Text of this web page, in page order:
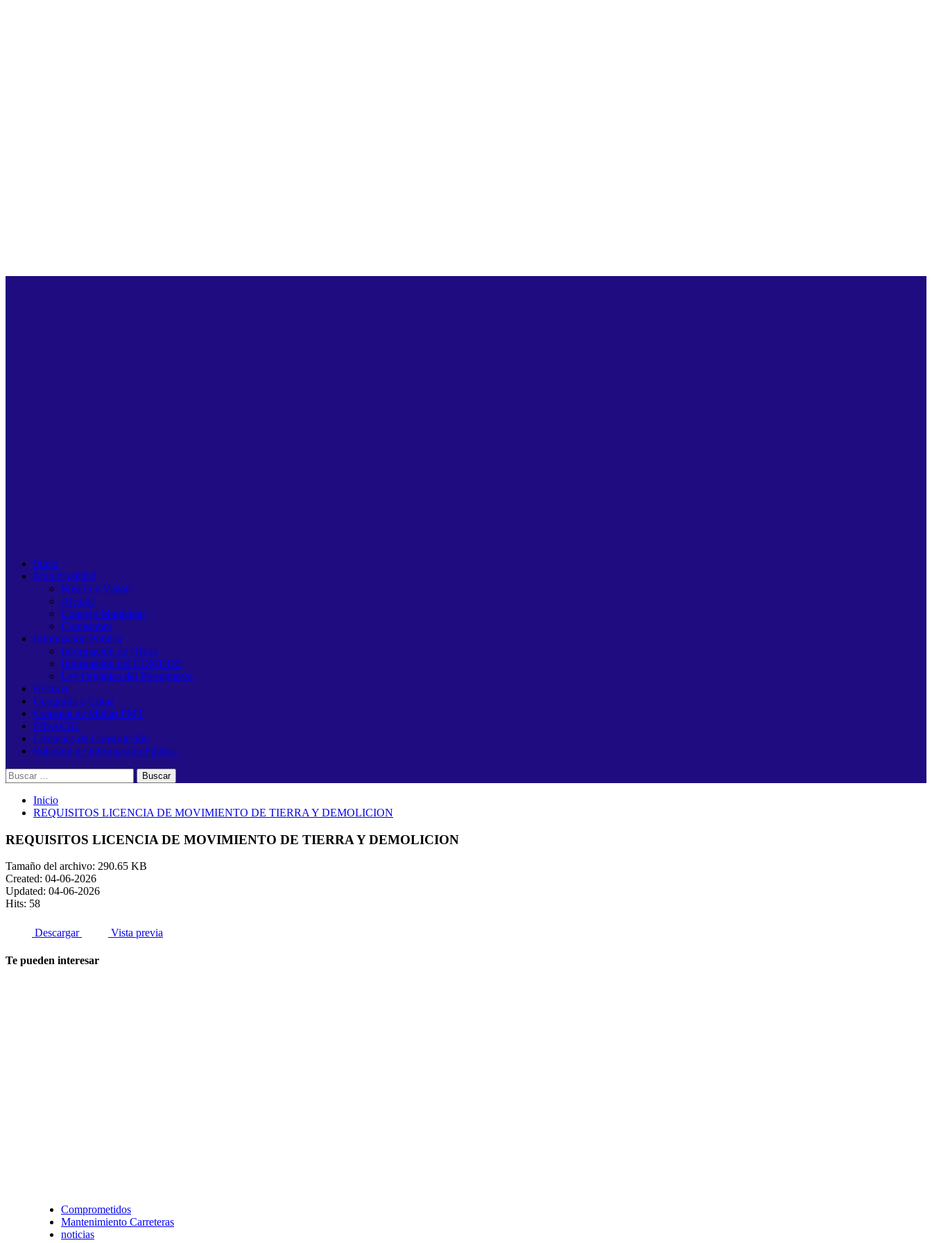
Inicio
Municipalidad
Misión y Visión
Alcalde
Concejo Municipal
Comisiones
Información Pública
Información de Oficio
Información del COMUDE
Ley Orgánica del Presupuesto
Historia
Geografía y Clima
Consulta de Multas PMT
SINACIG
Licencias de Construcción
Solicitud de Información Pública
Buscar:
Inicio
REQUISITOS LICENCIA DE MOVIMIENTO DE TIERRA Y DEMOLICION
REQUISITOS LICENCIA DE MOVIMIENTO DE TIERRA Y DEMOLICION
Tamaño del archivo: 290.65 KB
Created: 04-06-2026
Updated: 04-06-2026
Hits: 58
Descargar Vista previa
Te pueden interesar
Comprometidos
Mantenimiento Carreteras
noticias